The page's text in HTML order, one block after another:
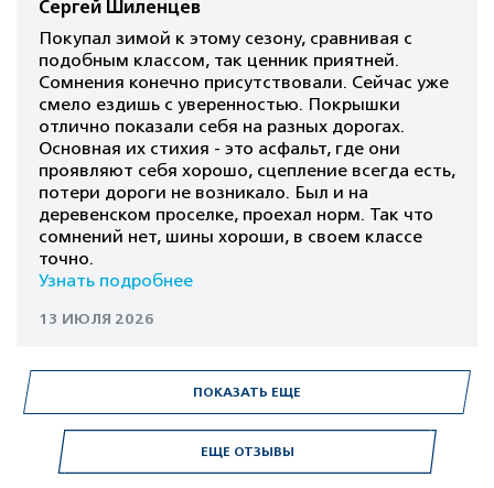
ЕЩЕ ОТЗЫВЫ
Сергей Шиленцев
Покупал зимой к этому сезону, сравнивая с
подобным классом, так ценник приятней.
Сомнения конечно присутствовали. Сейчас уже
смело ездишь с уверенностью. Покрышки
отлично показали себя на разных дорогах.
Основная их стихия - это асфальт, где они
проявляют себя хорошо, сцепление всегда есть,
потери дороги не возникало. Был и на
деревенском проселке, проехал норм. Так что
сомнений нет, шины хороши, в своем классе
точно.
Узнать подробнее
13 ИЮЛЯ 2026
ПОКАЗАТЬ ЕЩЕ